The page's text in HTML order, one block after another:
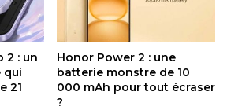
2 : un
qui
21
Honor Power 2 : une
batterie monstre de 10
000 mAh pour tout écraser
?